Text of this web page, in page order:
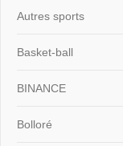
Autres sports
Basket-ball
BINANCE
Bolloré